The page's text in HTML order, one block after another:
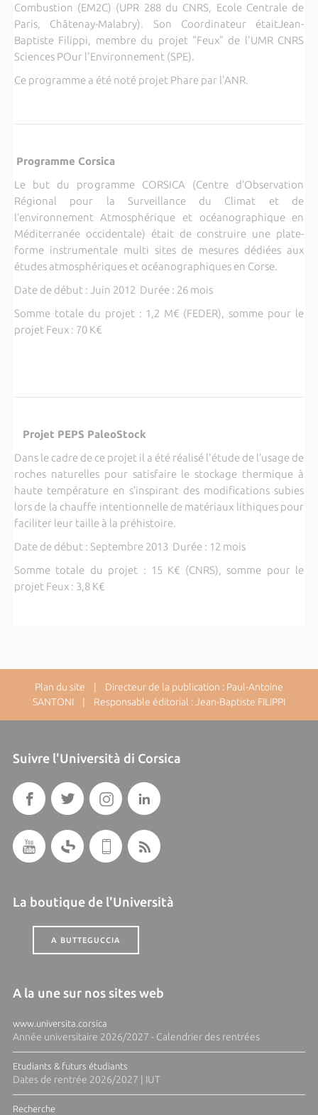
Combustion (EM2C) (UPR 288 du CNRS, Ecole Centrale de
Paris, Châtenay-Malabry). Son Coordinateur étaitJean-
Baptiste Filippi, membre du projet "Feux" de l'UMR CNRS
Sciences POur l'Environnement (SPE).
Ce programme a été noté projet Phare par l'ANR.
Programme Corsica
Le but du programme CORSICA (Centre d’Observation
Régional pour la Surveillance du Climat et de
l’environnement Atmosphérique et océanographique en
Méditerranée occidentale) était de construire une plate-
forme instrumentale multi sites de mesures dédiées aux
études atmosphériques et océanographiques en Corse.
Date de début : Juin 2012 Durée : 26 mois
Somme totale du projet : 1,2 M€ (FEDER), somme pour le
projet Feux : 70 K€
Projet PEPS PaleoStock
Dans le cadre de ce projet il a été réalisé l'étude de l’usage de
roches naturelles pour satisfaire le stockage thermique à
haute température en s’inspirant des modifications subies
lors de la chauffe intentionnelle de matériaux lithiques pour
faciliter leur taille à la préhistoire.
Date de début : Septembre 2013 Durée : 12 mois
Somme totale du projet : 15 K€ (CNRS), somme pour le
projet Feux : 3,8 K€
Plan du site | Directeur de la publication : Paul-Antoine
SANTONI | Responsable éditorial : Jean-Baptiste FILIPPI
Suivre l'Università di Corsica
La boutique de l'Università
A BUTTEGUCCIA
A la une sur nos sites web
www.universita.corsica
Année universitaire 2026/2027 - Calendrier des rentrées
Etudiants & futurs étudiants
Dates de rentrée 2026/2027 | IUT
Recherche